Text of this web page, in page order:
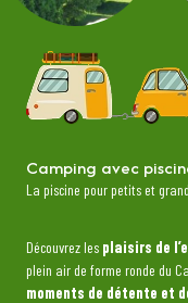
Camping avec
La piscine pour petits et
Découvrez les plaisirs de
plein air de forme ronde du
moments de détente et